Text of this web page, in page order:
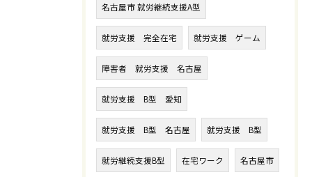
名古屋市 就労継続支援A型
就労支援 完全在宅 就労支援 ゲーム
障害者 就労支援 名古屋
就労支援 B型 愛知
就労支援 B型 名古屋 就労支援 B型
就労継続支援B型 在宅ワーク 名古屋市